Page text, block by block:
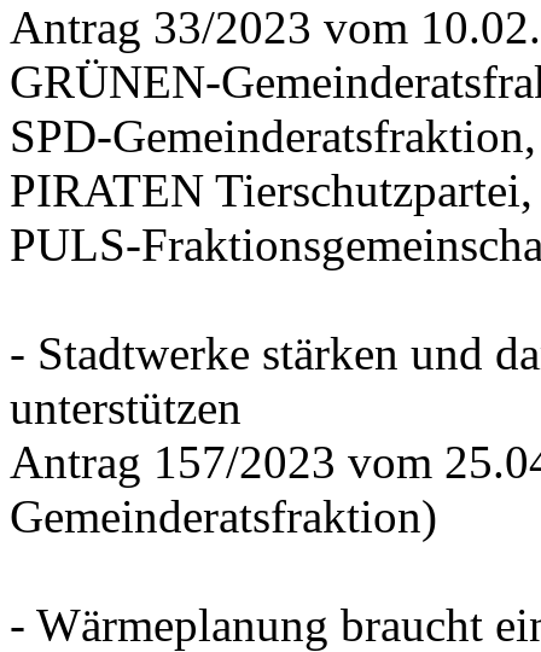
Antrag 33/2023 vom
GRÜNEN-
SPD-
PIRATEN Tierschutzpartei,
PULS-
- Stadtwerke stärken und
unterstützen
Antrag 157/2023 vom
Gemeinderatsfraktion)
- Wärmeplanung braucht